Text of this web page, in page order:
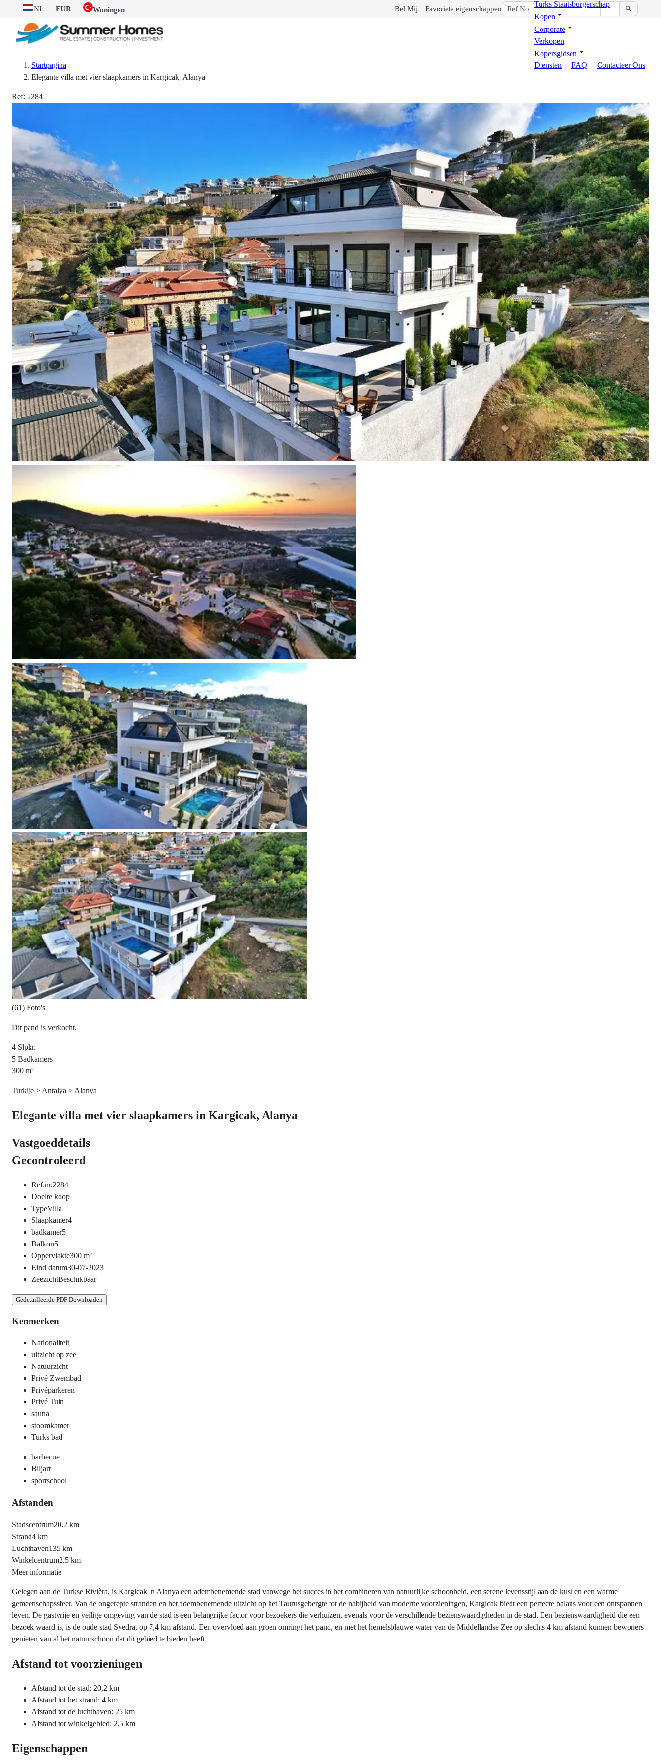
NL EUR Woningen Bel Mij Favoriete eigenschappen
Turks Staatsburgerschap
Kopen
Corporate
Verkopen
Kopersgidsen
Diensten
FAQ Contacteer Ons
Startpagina
Elegante villa met vier slaapkamers in Kargicak, Alanya
Ref: 2284
(61) Foto's
Dit pand is verkocht.
4 Slpkr.
5 Badkamers
300 m²
Turkije > Antalya > Alanya
Elegante villa met vier slaapkamers in Kargicak, Alanya
Vastgoeddetails
Gecontroleerd
Ref.nr.2284
Doelte koop
TypeVilla
Slaapkamer4
badkamer5
Balkon5
Oppervlakte300 m²
Eind datum30-07-2023
ZeezichtBeschikbaar
Gedetailleerde PDF Downloaden
Kenmerken
Nationaliteit
uitzicht op zee
Natuurzicht
Privé Zwembad
Privéparkeren
Privé Tuin
sauna
stoomkamer
Turks bad
barbecue
Biljart
sportschool
Afstanden
Stadscentrum20.2 km
Strand4 km
Luchthaven135 km
Winkelcentrum2.5 km
Meer informatie
Gelegen aan de Turkse Rivièra, is Kargicak in Alanya een adembenemende stad vanwege het succes in het combineren van natuurlijke schoonheid, een serene levensstijl aan de kust en een warme
gemeenschapssfeer. Van de ongerepte stranden en het adembenemende uitzicht op het Taurusgebergte tot de nabijheid van moderne voorzieningen, Kargicak biedt een perfecte balans voor een ontspannen
leven. De gastvrije en veilige omgeving van de stad is een belangrijke factor voor bezoekers die verhuizen, evenals voor de verschillende bezienswaardigheden in de stad. Een bezienswaardigheid die een
bezoek waard is, is de oude stad Syedra, op 7,4 km afstand. Een overvloed aan groen omringt het pand, en met het hemelsblauwe water van de Middellandse Zee op slechts 4 km afstand kunnen bewoners
genieten van al het natuurschoon dat dit gebied te bieden heeft.
Afstand tot voorzieningen
Afstand tot de stad: 20,2 km
Afstand tot het strand: 4 km
Afstand tot de luchthaven: 25 km
Afstand tot winkelgebied: 2,5 km
Eigenschappen